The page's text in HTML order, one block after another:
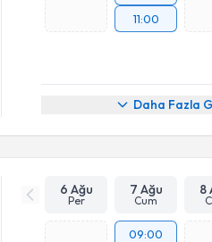
11:00
Daha Fazla
6 Ağu
Per
7 Ağu
Cum
8
09:00